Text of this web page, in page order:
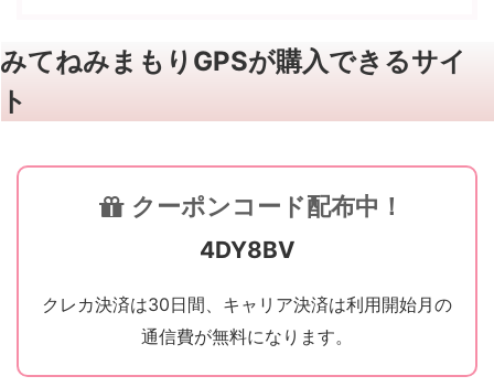
みてねみまもりGPSが購入できるサイ
ト
クーポンコード配布中！
4DY8BV
クレカ決済は30日間、キャリア決済は利用開始月の
通信費が無料になります。